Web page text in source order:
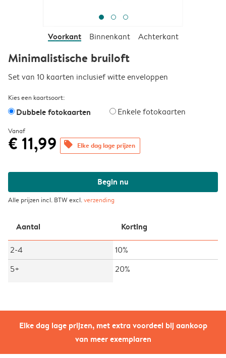
Elke dag lage prijzen, met extra voordeel bij aankoop
van meer exemplaren
Voorkant Binnenkant Achterkant
Minimalistische bruiloft
Set van 10 kaarten inclusief witte enveloppen
Kies een kaartsoort:
Dubbele fotokaarten Enkele fotokaarten
Vanaf
€ 11,99 offers Elke dag lage prijzen
Begin nu
Alle prijzen incl. BTW excl.verzending
Aantal Korting
2-4
10%
5+
20%